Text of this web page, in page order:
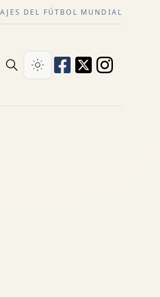
DEL FÚTBOL MUNDIAL